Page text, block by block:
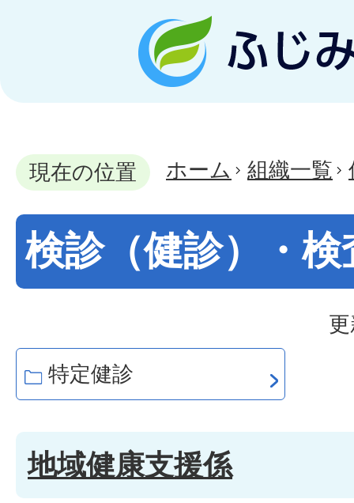
現在の位置 ホーム 組織一覧
検診（健診）・検
特定健診
地域健康支援係